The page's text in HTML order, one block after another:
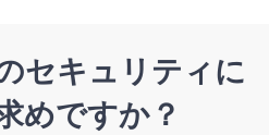
セキュリティに
めですか？